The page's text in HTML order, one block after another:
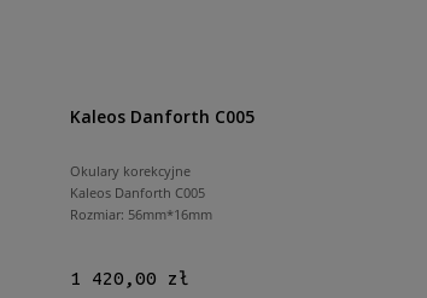
Kaleos Danforth C005
Okulary korekcyjne
Kaleos Danforth C005
Rozmiar: 56mm*16mm
1 420,00 zł